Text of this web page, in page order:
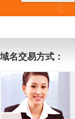
域名交易方式：